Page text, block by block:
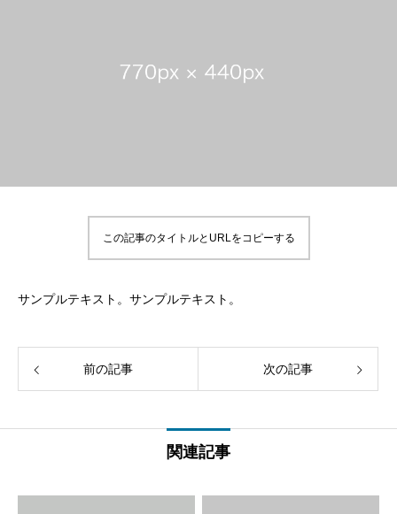
この記事のタイトルとURLをコピーする
サンプルテキスト。サンプルテキスト。
前の記事 次の記事
関連記事